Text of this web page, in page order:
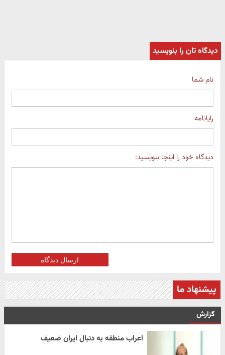
دیدگاه تان را بنویسید
نام شما
رایانامه
دیدگاه خود را اینجا بنویسید:
ارسال دیدگاه
پیشنهاد ما
گزارش
اعراب منطقه به دنبال ایران ضعیف